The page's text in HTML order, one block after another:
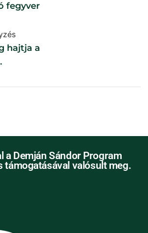
fegyver
hajtja a
a Demján Sándor Program
támogatásával valósult meg.